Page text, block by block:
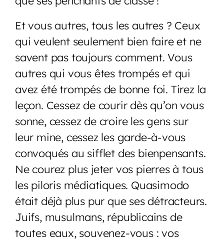
Et vous autres, tous les autres ? Ceux
qui veulent seulement bien faire et ne
savent pas toujours comment. Vous
autres qui vous êtes trompés et qui
avez été trompés de bonne foi. Tirez la
leçon. Cessez de courir dès qu’on vous
sonne, cessez de croire les gens sur
leur mine, cessez les garde-à-vous
convoqués au sifflet des bienpensants.
Ne courez plus jeter vos pierres à tous
les piloris médiatiques. Quasimodo
était déjà plus pur que ses détracteurs.
Juifs, musulmans, républicains de
toutes eaux, souvenez-vous : vos